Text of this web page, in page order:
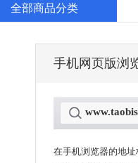
全部商品分类
手机网页版浏
在手机浏览器的地